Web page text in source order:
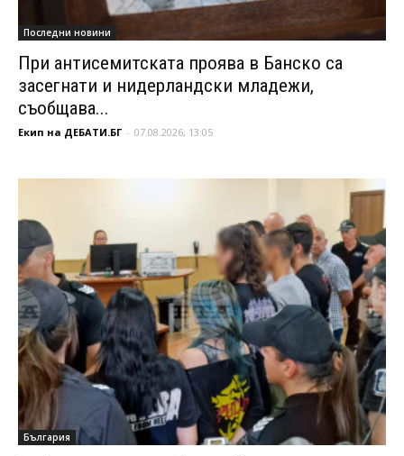
Последни новини
При антисемитската проява в Банско са
засегнати и нидерландски младежи,
съобщава...
Екип на ДЕБАТИ.БГ - 07.08.2026, 13:05
България